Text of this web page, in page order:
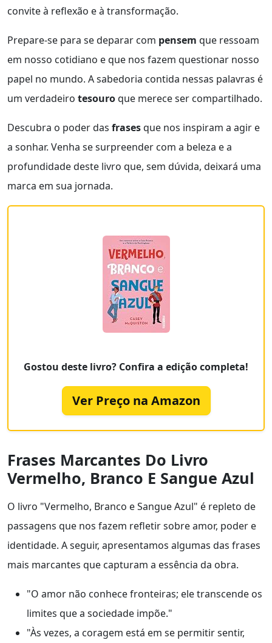
convite à reflexão e à transformação.
Prepare-se para se deparar com pensem que ressoam
em nosso cotidiano e que nos fazem questionar nosso
papel no mundo. A sabedoria contida nessas palavras é
um verdadeiro tesouroque merece ser compartilhado.
Descubra o poder das frasesque nos inspiram a agir e
a sonhar. Venha se surpreender com a beleza e a
profundidade deste livro que, sem dúvida, deixará uma
marca em sua jornada.
Gostou deste livro? Confira a edição completa!
Ver Preço na Amazon
Frases Marcantes Do Livro
Vermelho, Branco E Sangue Azul
O livro "Vermelho, Branco e Sangue Azul" é repleto de
passagens que nos fazem refletir sobre amor, poder e
identidade. A seguir, apresentamos algumas das frases
mais marcantes que capturam a essência da obra.
"O amor não conhece fronteiras; ele transcende os
limites que a sociedade impõe."
"Às vezes, a coragem está em se permitir sentir,